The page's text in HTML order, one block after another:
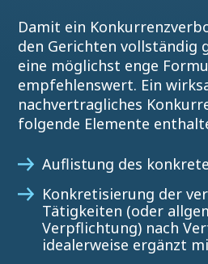
Damit ein
den Gerichten vollständig
eine möglichst enge
empfehlenswert. Ein
nachvertragliches
folgende Elemente
Auflistung des
Konkretisierung der
Tätigkeiten (oder
Verpflichtung) nach
idealerweise ergänzt